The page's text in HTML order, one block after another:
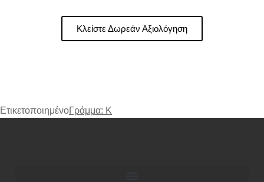
Κλείστε Δωρεάν Αξιολόγηση
ΕτικετοποιημένοΓράμμα: Κ